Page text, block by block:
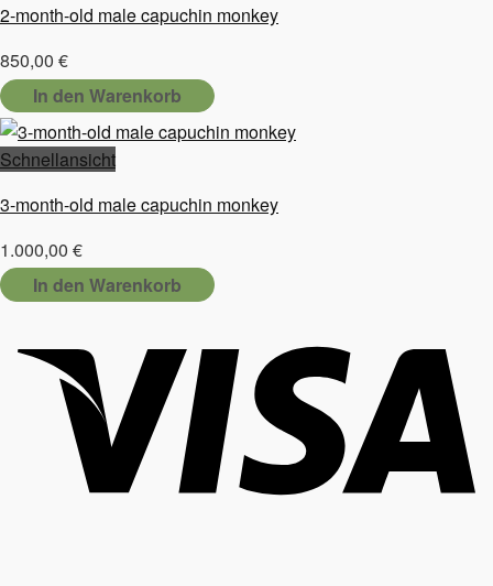
2-month-old male capuchin monkey
850,00 €
In den Warenkorb
Schnellansicht
3-month-old male capuchin monkey
1.000,00 €
In den Warenkorb